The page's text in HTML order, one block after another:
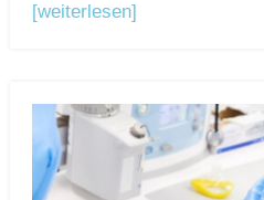
[weiterlesen]